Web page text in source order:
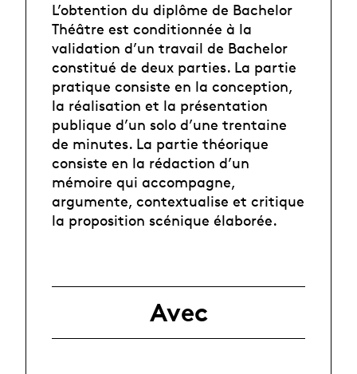
L’obtention du diplôme de Bachelor
Théâtre est conditionnée à la
validation d’un travail de Bachelor
constitué de deux parties. La partie
pratique consiste en la conception,
la réalisation et la présentation
publique d’un solo d’une trentaine
de minutes. La partie théorique
consiste en la rédaction d’un
mémoire qui accompagne,
argumente, contextualise et critique
la proposition scénique élaborée.
Avec